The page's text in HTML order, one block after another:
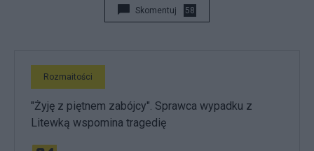
Skomentuj 58
Rozmaitości
"Żyję z piętnem zabójcy". Sprawca wypadku z
Litewką wspomina tragedię